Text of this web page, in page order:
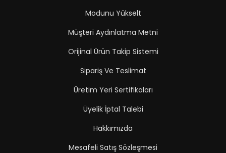
Modunu Yükselt
Müşteri Aydınlatma Metni
Orijinal Ürün Takip Sistemi
Sipariş Ve Teslimat
Üretim Yeri Sertifikaları
Üyelik İptal Talebi
Hakkımızda
Mesafeli Satış Sözleşmesi